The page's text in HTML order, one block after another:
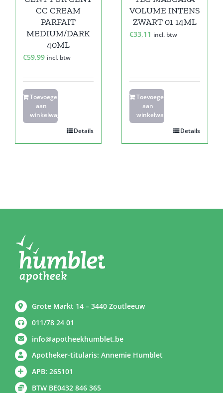
CC CREAM
PARFAIT
MEDIUM/DARK
40ML
€59,99 incl. btw
Toevoegen
aan
winkelwagen
Details
VOLUME INTENS
ZWART 01 14ML
€33,11 incl. btw
Toevoegen
aan
winkelwagen
Details
Grote Markt 14 – 3440 Zoutleeuw
011/78 24 01
info@apotheekhumblet.be
Apotheker-titularis: Annemie Humblet
APB: 265101
BTW BE0432 846 365